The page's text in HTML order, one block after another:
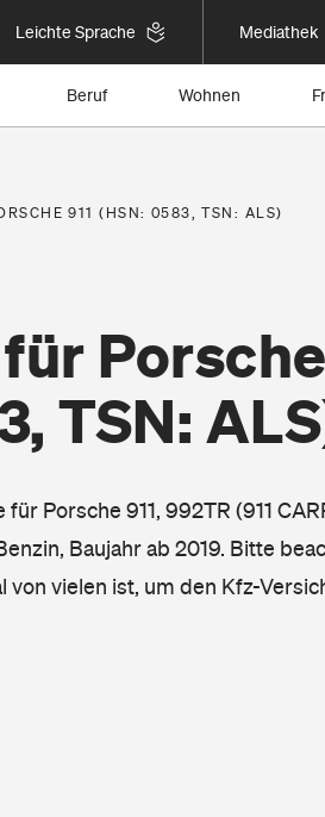
Leichte Sprache Mediathek
Beruf Wohnen
911 (HSN: 0583, TSN: ALS)
Porsche
TSN:
Porsche 911, 992TR (911
Baujahr ab 2019. Bitte
von vielen ist, um den Kfz-